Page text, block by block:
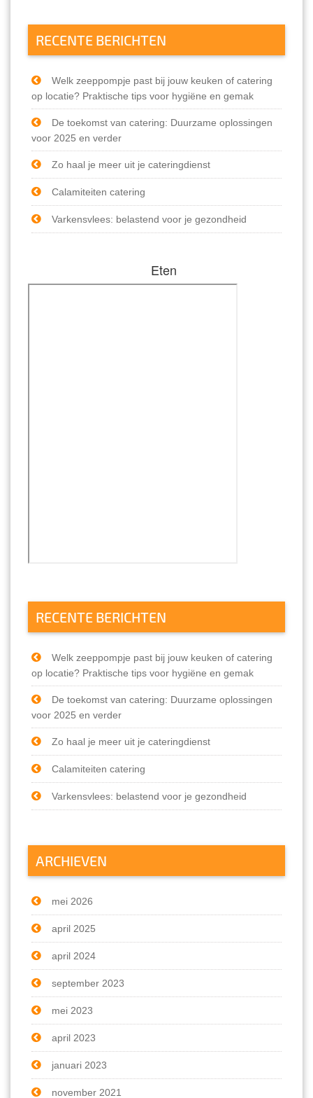
RECENTE BERICHTEN
Welk zeeppompje past bij jouw keuken of catering
op locatie? Praktische tips voor hygiëne en gemak
De toekomst van catering: Duurzame oplossingen
voor 2025 en verder
Zo haal je meer uit je cateringdienst
Calamiteiten catering
Varkensvlees: belastend voor je gezondheid
Eten
RECENTE BERICHTEN
Welk zeeppompje past bij jouw keuken of catering
op locatie? Praktische tips voor hygiëne en gemak
De toekomst van catering: Duurzame oplossingen
voor 2025 en verder
Zo haal je meer uit je cateringdienst
Calamiteiten catering
Varkensvlees: belastend voor je gezondheid
ARCHIEVEN
mei 2026
april 2025
april 2024
september 2023
mei 2023
april 2023
januari 2023
november 2021